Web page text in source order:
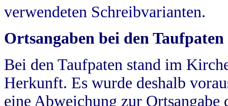
verwendeten Schreibvarianten.
Ortsangaben bei den Taufpaten
Bei den Taufpaten stand im
Herkunft. Es wurde deshalb
eine Abweichung zur